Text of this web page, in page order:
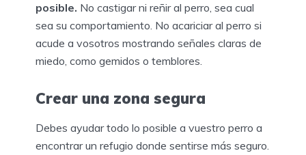
posible. No castigar ni reñir al perro, sea cual
sea su comportamiento. No acariciar al perro si
acude a vosotros mostrando señales claras de
miedo, como gemidos o temblores.
Crear una zona segura
Debes ayudar todo lo posible a vuestro perro a
encontrar un refugio donde sentirse más seguro.